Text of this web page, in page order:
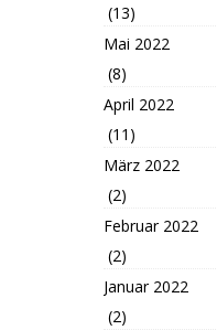
(13)
Mai 2022
(8)
April 2022
(11)
März 2022
(2)
Februar 2022
(2)
Januar 2022
(2)